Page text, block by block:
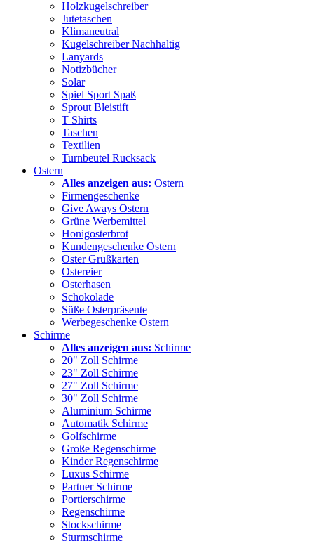
Holzkugelschreiber
Jutetaschen
Klimaneutral
Kugelschreiber Nachhaltig
Lanyards
Notizbücher
Solar
Spiel Sport Spaß
Sprout Bleistift
T Shirts
Taschen
Textilien
Turnbeutel Rucksack
Ostern
Alles anzeigen aus: Ostern
Firmengeschenke
Give Aways Ostern
Grüne Werbemittel
Honigosterbrot
Kundengeschenke Ostern
Oster Grußkarten
Ostereier
Osterhasen
Schokolade
Süße Osterpräsente
Werbegeschenke Ostern
Schirme
Alles anzeigen aus: Schirme
20" Zoll Schirme
23" Zoll Schirme
27" Zoll Schirme
30" Zoll Schirme
Aluminium Schirme
Automatik Schirme
Golfschirme
Große Regenschirme
Kinder Regenschirme
Luxus Schirme
Partner Schirme
Portierschirme
Regenschirme
Stockschirme
Sturmschirme